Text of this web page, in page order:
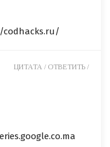
ЦИТАТА / ОТВЕТИТЬ /